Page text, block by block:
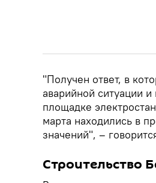
"Получен ответ, в
аварийной ситуации
площадке
марта находились в
значений", –
Строительство